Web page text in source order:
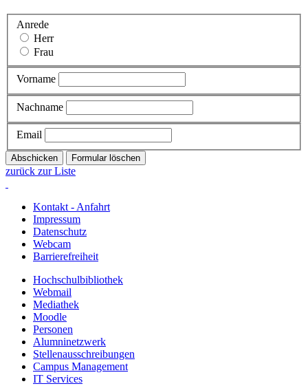
Anrede
Herr
Frau
Vorname
Nachname
Email
zurück zur Liste
Kontakt - Anfahrt
Impressum
Datenschutz
Webcam
Barrierefreiheit
Hochschulbibliothek
Webmail
Mediathek
Moodle
Personen
Alumninetzwerk
Stellenausschreibungen
Campus Management
IT Services